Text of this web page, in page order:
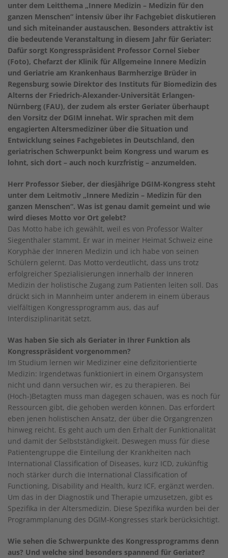
unter dem Leitthema „Innere Medizin – Medizin für den
ganzen Menschen“ intensiv über ihr Fachgebiet diskutieren
und sich miteinander austauschen. Besonders attraktiv ist
die bedeutende Veranstaltung in diesem Jahr für Geriater:
Dafür sorgt Kongresspräsident Professor Cornel Sieber
(Foto), Chefarzt der Klinik für Allgemeine Innere Medizin
und Geriatrie am Krankenhaus Barmherzige Brüder in
Regensburg sowie Direktor des Instituts für Biomedizin des
Alterns der Friedrich-Alexander-Universität Erlangen-
Nürnberg (FAU), der zudem als erster Geriater überhaupt
den Vorsitz der DGIM innehat. Wir sprachen mit dem
engagierten Altersmediziner über die Situation und
Entwicklung seines Fachgebietes in Deutschland, den
geriatrischen Schwerpunkt beim Kongress und warum es
lohnt, sich dort – auch noch kurzfristig – anzumelden.
Herr Professor Sieber, der diesjährige DGIM-Kongress steht
unter dem Leitmotiv „Innere Medizin – Medizin für den
ganzen Menschen“. Was ist genau damit gemeint und wie
wird dieses Motto vor Ort gelebt?
Das Motto habe ich gewählt, weil es von Professor Walter
Siegenthaler stammt. Er war in meiner Heimat Schweiz eine
Koryphäe der Inneren Medizin und ich habe von seinen
Schülern gelernt. Das Motto verdeutlicht, dass uns trotz
erfolgreicher Spezialisierungen innerhalb der Inneren
Medizin der holistische Zugang zum Patienten leiten soll. Das
drückt sich in Mannheim unter anderem in einem überaus
vielfältigen Kongressprogramm aus, das auf
Interdisziplinarität setzt.
Was haben Sie sich als Geriater in Ihrer Funktion als
Kongresspräsident vorgenommen?
Im Studium lernen wir Mediziner eine defizitorientierte
Medizin: Irgendetwas funktioniert in einem Organsystem
nicht und dann versuchen wir, es zu therapieren. Bei
(Hoch-)Betagten muss man dagegen schauen, was es noch für
Ressourcen gibt, die gehoben werden können. Das erfordert
eben jenen holistischen Ansatz, der über die Organgrenzen
hinweg reicht. Es geht auch um den Erhalt der Funktionalität
und damit der Selbstständigkeit. Deswegen muss für diese
Patientengruppe die Einteilung der Krankheiten nach
International Classification of Diseases, kurz ICD, zukünftig
noch stärker durch die International Classification of
Functioning, Disability and Health, kurz ICF, ergänzt werden.
Um das in der Diagnostik und Therapie umzusetzen, gibt es
Spezifika in der Altersmedizin. Diese Spezifika wurden bei der
Programmplanung des DGIM-Kongresses stark berücksichtigt.
Wie sehen die Schwerpunkte des Kongressprogramms denn
aus? Und welche sind besonders spannend für Geriater?